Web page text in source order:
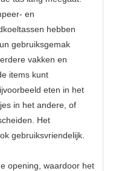
en
hebben
gebruiksgemak
vakken en
items kunt
eten in het
in het andere, of
Het
gebruiksvriendelijk.
opening, waardoor het